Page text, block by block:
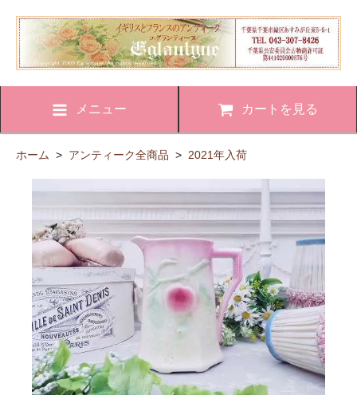
メニュー カートを見る
ホーム > アンティーク全商品 > 2021年入荷